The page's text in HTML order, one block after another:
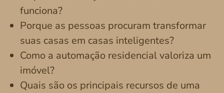
funciona?
Porque as pessoas procuram transformar
suas casas em casas inteligentes?
Como a automação residencial valoriza um
imóvel?
Quais são os principais recursos de uma